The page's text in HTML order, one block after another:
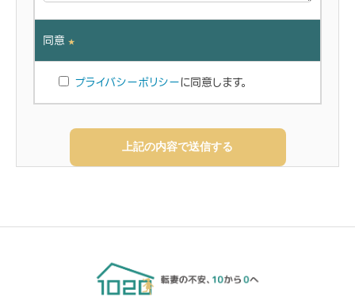
同意 ★
プライバシーポリシーに同意します。